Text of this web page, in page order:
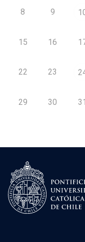
8 9
15 16
22 23
29 30 31